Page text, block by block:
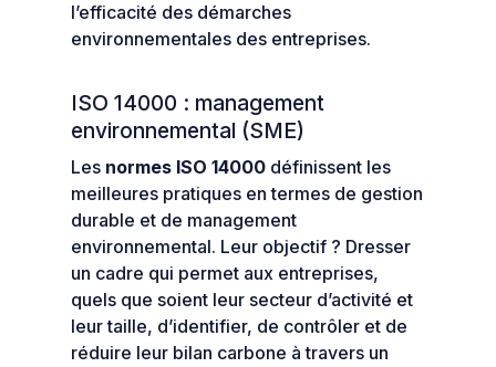
l’efficacité des démarches
environnementales des entreprises.
ISO 14000 : management
environnemental (SME)
Les normes ISO 14000 définissent les
meilleures pratiques en termes de gestion
durable et de management
environnemental. Leur objectif ? Dresser
un cadre qui permet aux entreprises,
quels que soient leur secteur d’activité et
leur taille, d’identifier, de contrôler et de
réduire leur bilan carbone à travers un